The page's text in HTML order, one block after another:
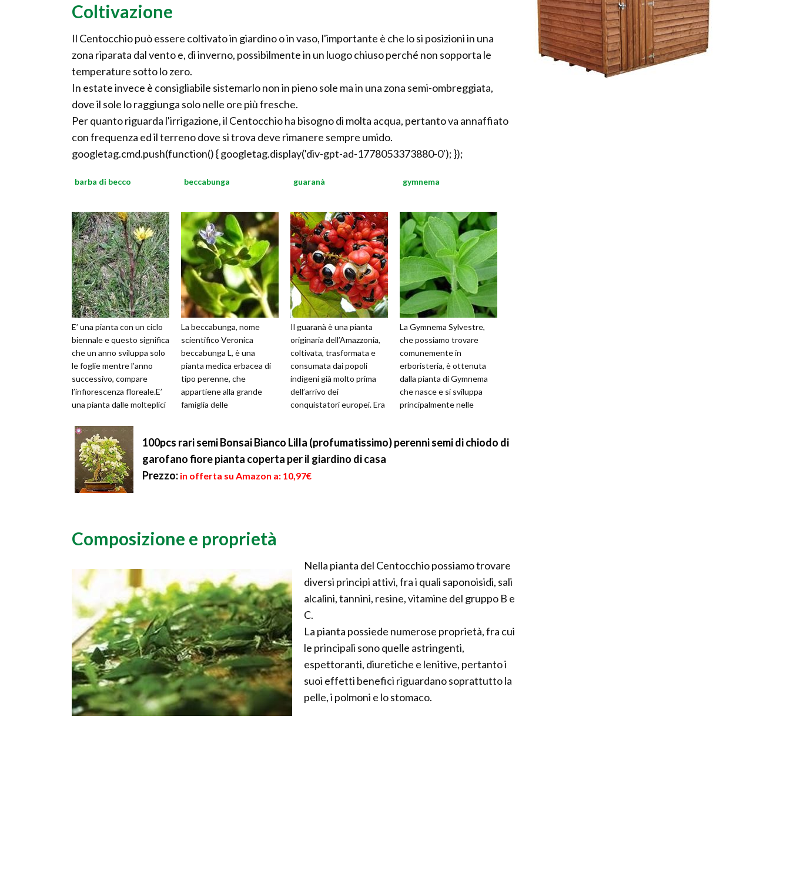
Coltivazione
Il Centocchio può essere coltivato in giardino o in vaso, l'importante è che lo si posizioni in una
zona riparata dal vento e, di inverno, possibilmente in un luogo chiuso perché non sopporta le
temperature sotto lo zero.
In estate invece è consigliabile sistemarlo non in pieno sole ma in una zona semi-ombreggiata,
dove il sole lo raggiunga solo nelle ore più fresche.
Per quanto riguarda l'irrigazione, il Centocchio ha bisogno di molta acqua, pertanto va annaffiato
con frequenza ed il terreno dove si trova deve rimanere sempre umido.
googletag.cmd.push(function() { googletag.display('div-gpt-ad-1778053373880-0'); });
barba di becco
E’ una pianta con un ciclo
biennale e questo significa
che un anno sviluppa solo
le foglie mentre l’anno
successivo, compare
l’infiorescenza floreale.E’
una pianta dalle molteplici
beccabunga
La beccabunga, nome
scientifico Veronica
beccabunga L, è una
pianta medica erbacea di
tipo perenne, che
appartiene alla grande
famiglia delle
monta...
guaranà
Il guaranà è una pianta
originaria dell’Amazzonia,
coltivata, trasformata e
consumata dai popoli
indigeni già molto prima
dell’arrivo dei
conquistatori europei. Era
gymnema
La Gymnema Sylvestre,
che possiamo trovare
comunemente in
erboristeria, è ottenuta
dalla pianta di Gymnema
che nasce e si sviluppa
principalmente nelle
100pcs rari semi Bonsai Bianco Lilla (profumatissimo) perenni semi di chiodo di
garofano fiore pianta coperta per il giardino di casa
Prezzo: in offerta su Amazon a: 10,97€
Composizione e proprietà
Nella pianta del Centocchio possiamo trovare
diversi principi attivi, fra i quali saponoisidi, sali
alcalini, tannini, resine, vitamine del gruppo B e
C.
La pianta possiede numerose proprietà, fra cui
le principali sono quelle astringenti,
espettoranti, diuretiche e lenitive, pertanto i
suoi effetti benefici riguardano soprattutto la
pelle, i polmoni e lo stomaco.